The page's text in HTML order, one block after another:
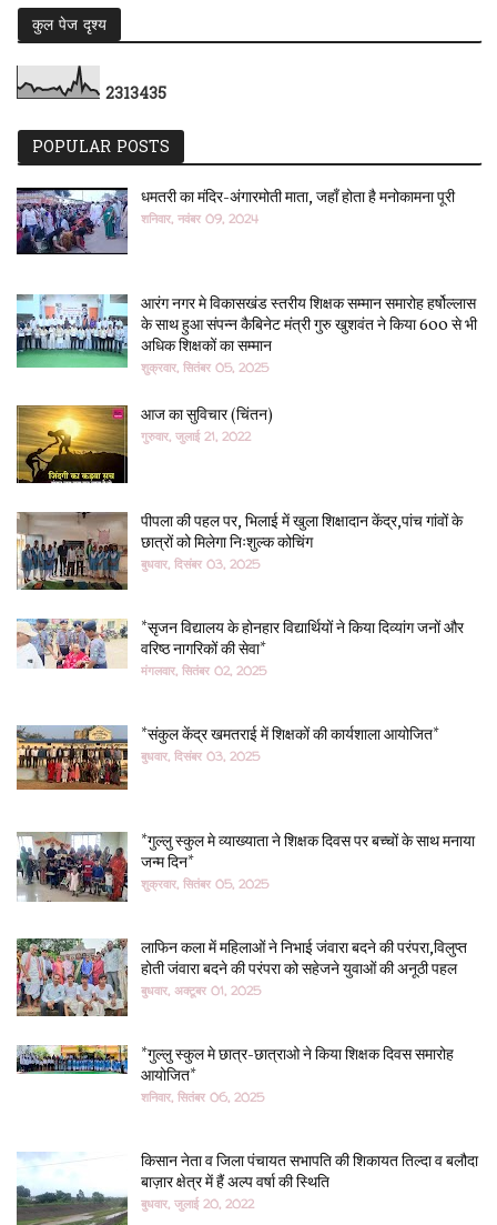
कुल पेज दृश्य
2313435
POPULAR POSTS
धमतरी का मंदिर-अंगारमोती माता, जहाँ होता है मनोकामना पूरी
शनिवार, नवंबर 09, 2024
आरंग नगर मे विकासखंड स्तरीय शिक्षक सम्मान समारोह हर्षोल्लास
के साथ हुआ संपन्न कैबिनेट मंत्री गुरु खुशवंत ने किया 600 से भी
अधिक शिक्षकों का सम्मान
शुक्रवार, सितंबर 05, 2025
आज का सुविचार (चिंतन)
गुरुवार, जुलाई 21, 2022
पीपला की पहल पर, भिलाई में खुला शिक्षादान केंद्र,पांच गांवों के
छात्रों को मिलेगा निःशुल्क कोचिंग
बुधवार, दिसंबर 03, 2025
*सृजन विद्यालय के होनहार विद्यार्थियों ने किया दिव्यांग जनों और
वरिष्ठ नागरिकों की सेवा*
मंगलवार, सितंबर 02, 2025
*संकुल केंद्र खमतराई में शिक्षकों की कार्यशाला आयोजित*
बुधवार, दिसंबर 03, 2025
*गुल्लु स्कुल मे व्याख्याता ने शिक्षक दिवस पर बच्चों के साथ मनाया
जन्म दिन*
शुक्रवार, सितंबर 05, 2025
लाफिन कला में महिलाओं ने निभाई जंवारा बदने की परंपरा,विलुप्त
होती जंवारा बदने की परंपरा को सहेजने युवाओं की अनूठी पहल
बुधवार, अक्टूबर 01, 2025
*गुल्लु स्कुल मे छात्र-छात्राओ ने किया शिक्षक दिवस समारोह
आयोजित*
शनिवार, सितंबर 06, 2025
किसान नेता व जिला पंचायत सभापति की शिकायत तिल्दा व बलौदा
बाज़ार क्षेत्र में हैं अल्प वर्षा की स्थिति
बुधवार, जुलाई 20, 2022